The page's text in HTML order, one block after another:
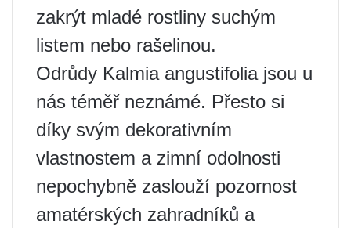
zakrýt mladé rostliny suchým
listem nebo rašelinou.
Odrůdy Kalmia angustifolia jsou u
nás téměř neznámé. Přesto si
díky svým dekorativním
vlastnostem a zimní odolnosti
nepochybně zaslouží pozornost
amatérských zahradníků a